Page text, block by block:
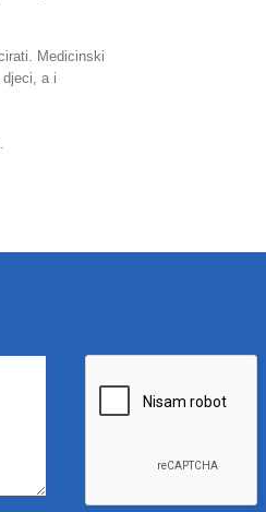
Medicinski
djeci, a i